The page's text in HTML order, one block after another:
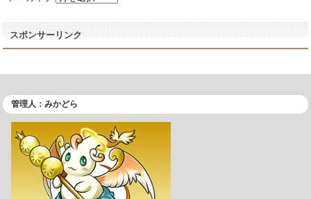
スポンサーリンク
管理人：みかどら